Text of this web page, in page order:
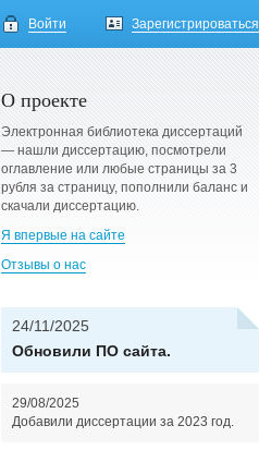
Войти Зарегистрироваться
О проекте
Электронная библиотека диссертаций
— нашли диссертацию, посмотрели
оглавление или любые страницы за 3
рубля за страницу, пополнили баланс и
скачали диссертацию.
Я впервые на сайте
Отзывы о нас
24/11/2025
Обновили ПО сайта.
29/08/2025
Добавили диссертации за 2023 год.